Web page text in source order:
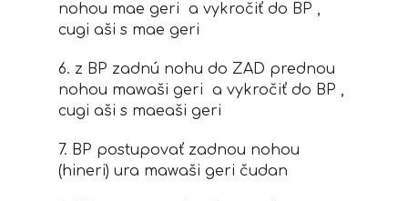
nohou mae geri a vykročiť do BP ,
cugi aši s mae geri
6. z BP zadnú nohu do ZAD prednou
nohou mawaši geri a vykročiť do BP ,
cugi aši s maeaši geri
7. BP postupovať zadnou nohou
(hineri) ura mawaši geri čudan